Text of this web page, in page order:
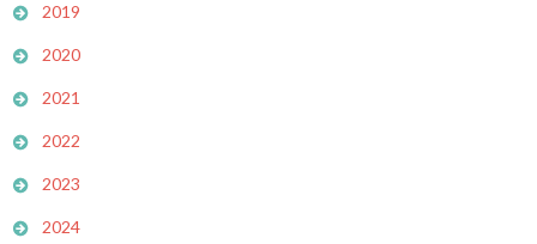
2019
2020
2021
2022
2023
2024